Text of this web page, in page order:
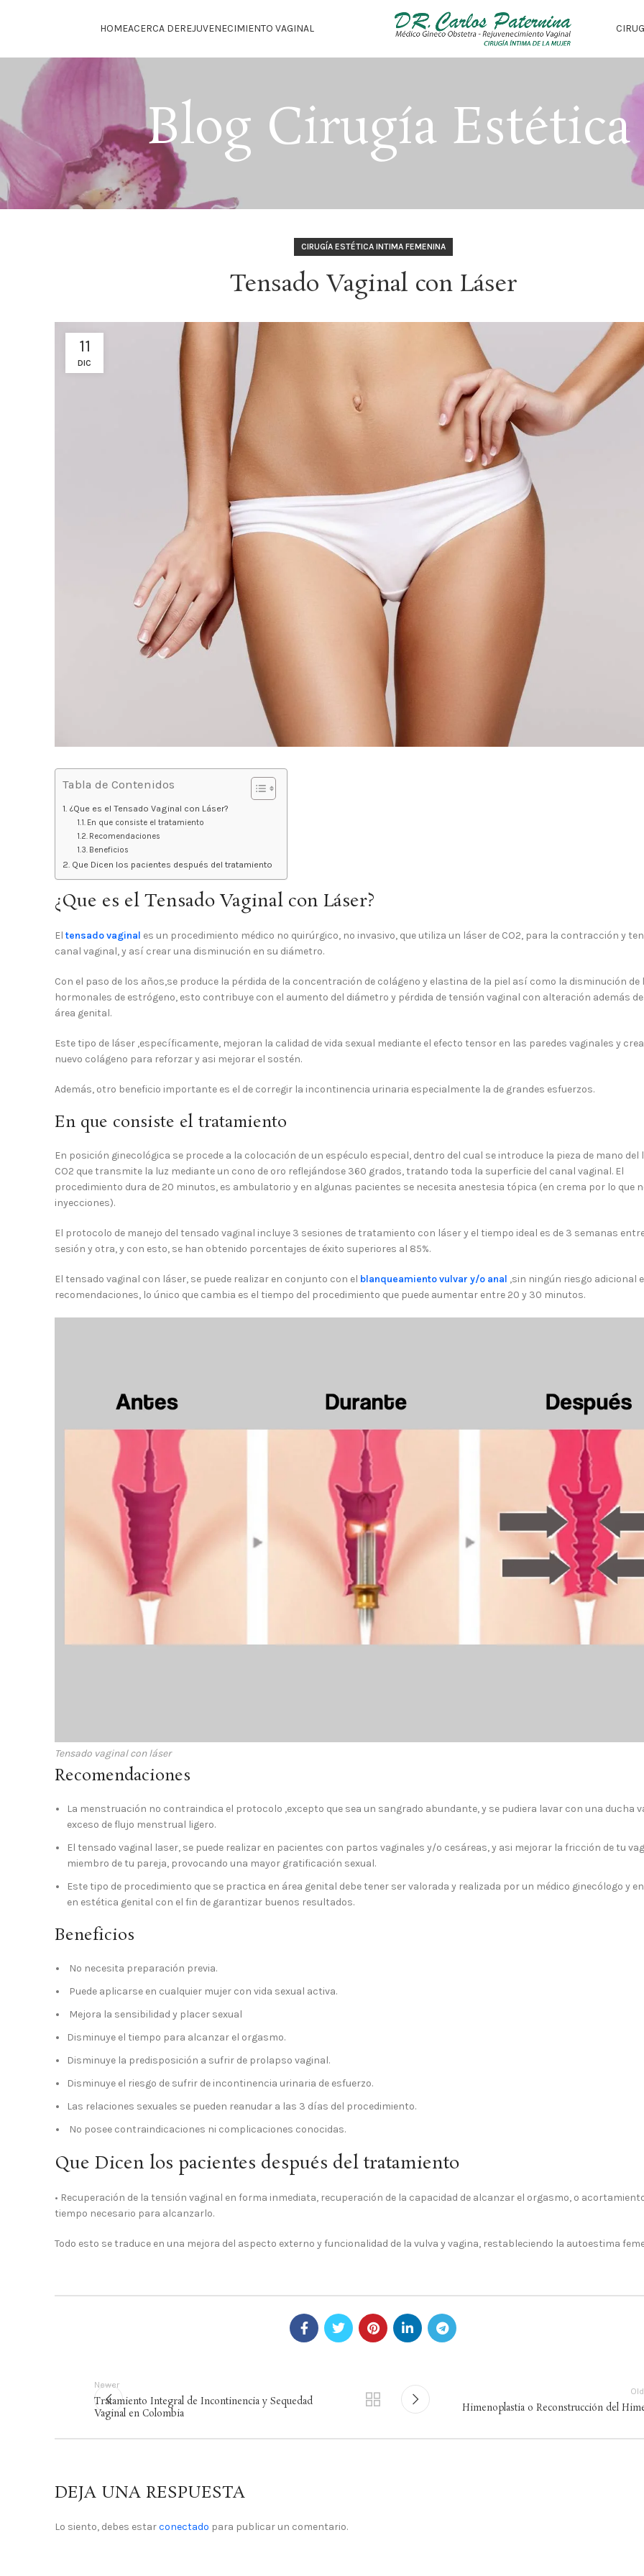
HOMEACERCA DEREJUVENECIMIENTO VAGINAL
Blog Cirugía
CIRUGÍA ESTÉTICA INTIMA FEMENINA
Tensado Vaginal con Láser
11
DIC
Tabla de Contenidos
¿Que es el Tensado Vaginal con Láser?
En que consiste el tratamiento
Recomendaciones
Beneficios
Que Dicen los pacientes después del tratamiento
¿Que es el Tensado Vaginal con Láser?
El tensado vaginal es un procedimiento médico no quirúrgico, no invasivo, que utiliza un láser de CO2, para la contracción y
canal vaginal, y así crear una disminución en su diámetro.
Con el paso de los años,se produce la pérdida de la concentración de colágeno y elastina de la piel así como la disminución de
hormonales de estrógeno, esto contribuye con el aumento del diámetro y pérdida de tensión vaginal con alteración además de
área genital.
Este tipo de láser ,específicamente, mejoran la calidad de vida sexual mediante el efecto tensor en las paredes vaginales y
nuevo colágeno para reforzar y asi mejorar el sostén.
Además, otro beneficio importante es el de corregir la incontinencia urinaria especialmente la de grandes esfuerzos.
En que consiste el tratamiento
En posición ginecológica se procede a la colocación de un espéculo especial, dentro del cual se introduce la pieza de mano del
CO2 que transmite la luz mediante un cono de oro reflejándose 360 grados, tratando toda la superficie del canal vaginal. El
procedimiento dura de 20 minutos, es ambulatorio y en algunas pacientes se necesita anestesia tópica (en crema por lo que
inyecciones).
El protocolo de manejo del tensado vaginal incluye 3 sesiones de tratamiento con láser y el tiempo ideal es de 3 semanas
sesión y otra, y con esto, se han obtenido porcentajes de éxito superiores al 85%.
El tensado vaginal con láser, se puede realizar en conjunto con el blanqueamiento vulvar y/o anal ,sin ningún riesgo adicional
recomendaciones, lo único que cambia es el tiempo del procedimiento que puede aumentar entre 20 y 30 minutos.
Tensado vaginal con láser
Recomendaciones
La menstruación no contraindica el protocolo ,excepto que sea un sangrado abundante, y se pudiera lavar con una ducha
exceso de flujo menstrual ligero.
El tensado vaginal laser, se puede realizar en pacientes con partos vaginales y/o cesáreas, y asi mejorar la fricción de tu
miembro de tu pareja, provocando una mayor gratificación sexual.
Este tipo de procedimiento que se practica en área genital debe tener ser valorada y realizada por un médico ginecólogo y
en estética genital con el fin de garantizar buenos resultados.
Beneficios
No necesita preparación previa.
Puede aplicarse en cualquier mujer con vida sexual activa.
Mejora la sensibilidad y placer sexual
Disminuye el tiempo para alcanzar el orgasmo.
Disminuye la predisposición a sufrir de prolapso vaginal.
Disminuye el riesgo de sufrir de incontinencia urinaria de esfuerzo.
Las relaciones sexuales se pueden reanudar a las 3 días del procedimiento.
No posee contraindicaciones ni complicaciones conocidas.
Que Dicen los pacientes después del tratamiento
• Recuperación de la tensión vaginal en forma inmediata, recuperación de la capacidad de alcanzar el orgasmo, o
tiempo necesario para alcanzarlo.
Todo esto se traduce en una mejora del aspecto externo y funcionalidad de la vulva y vagina, restableciendo la autoestima
Newer
Tratamiento Integral de Incontinencia y Sequedad
Vaginal en Colombia
Himenoplastia o Reconstrucción del
DEJA UNA RESPUESTA
Lo siento, debes estarconectado para publicar un comentario.